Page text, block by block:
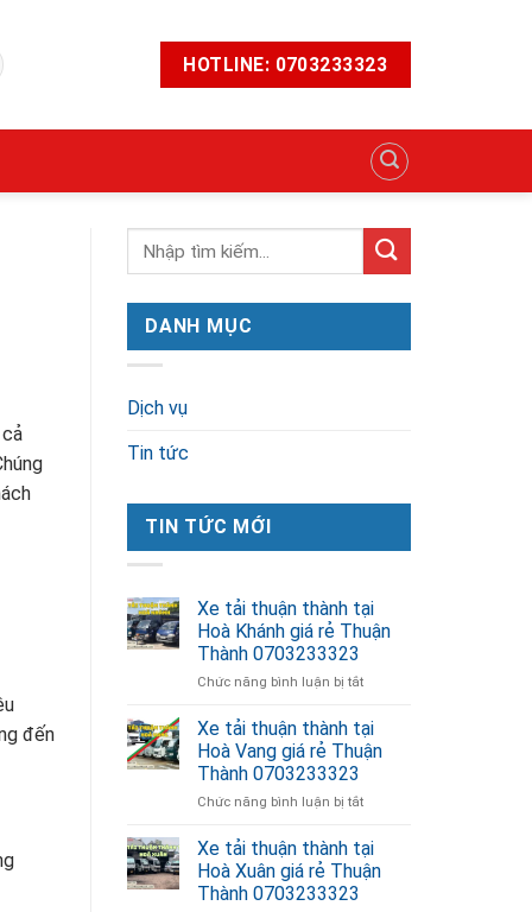
HOTLINE: 0703233323
đến
DANH MỤC
Dịch vụ
Tin tức
TIN TỨC MỚI
Xe tải thuận thành tại
Hoà Khánh giá rẻ Thuận
Thành 0703233323
Chức năng bình luận bị tắtở
tải
thuận
thành
Hoà
giá
rẻ
Thuận
Xe tải thuận thành tại
Hoà Vang giá rẻ Thuận
Thành 0703233323
Chức năng bình luận bị tắtở
tải
thuận
thành
Xe tải thuận thành tại
Hoà Xuân giá rẻ Thuận
Thành 0703233323